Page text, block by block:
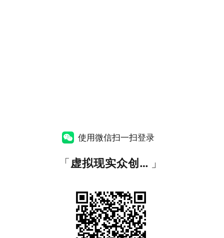
使用微信扫一扫登录
「 虚拟现实众创平台 」